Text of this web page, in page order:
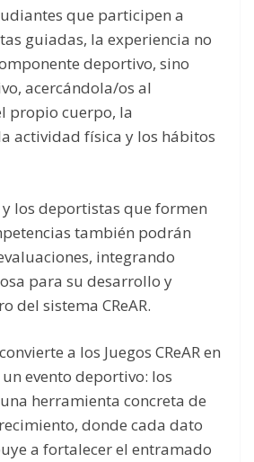
que participen a
guiadas, la experiencia no
deportivo, sino
acercándola/os al
propio cuerpo, la
actividad física y los hábitos
los deportistas que formen
también podrán
integrando
para su desarrollo y
del sistema CReAR.
a los Juegos CReAR en
evento deportivo: los
herramienta concreta de
donde cada dato
a fortalecer el entramado